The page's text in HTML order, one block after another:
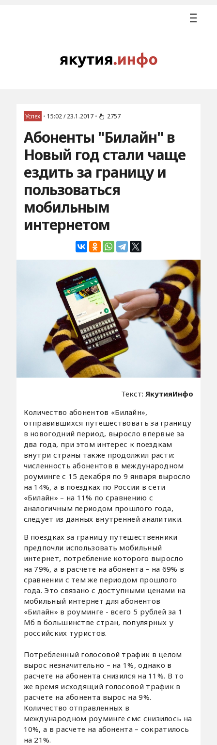
Успех • 15:02 / 23.1.2017 • 2757
Абоненты "Билайн" в
Новый год стали чаще
ездить за границу и
пользоваться
мобильным
интернетом
Текст: ЯкутияИнфо
Количество абонентов «Билайн»,
отправившихся путешествовать за границу
в новогодний период, выросло впервые за
два года, при этом интерес к поездкам
внутри страны также продолжил расти:
численность абонентов в международном
роуминге с 15 декабря по 9 января выросло
на 14%, а в поездках по России в сети
«Билайн» – на 11% по сравнению с
аналогичным периодом прошлого года,
следует из данных внутренней аналитики.
В поездках за границу путешественники
предпочли использовать мобильный
интернет, потребление которого выросло
на 79%, а в расчете на абонента – на 69% в
сравнении с тем же периодом прошлого
года. Это связано с доступными ценами на
мобильный интернет для абонентов
«Билайн» в роуминге - всего 5 рублей за 1
Мб в большинстве стран, популярных у
российских туристов.
Потребленный голосовой трафик в целом
вырос незначительно – на 1%, однако в
расчете на абонента снизился на 11%. В то
же время исходящий голосовой трафик в
расчете на абонента вырос на 9%.
Количество отправленных в
международном роуминге смс снизилось на
10%, а в расчете на абонента – сократилось
на 21%.